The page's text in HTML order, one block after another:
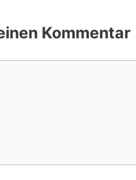
Kommentar